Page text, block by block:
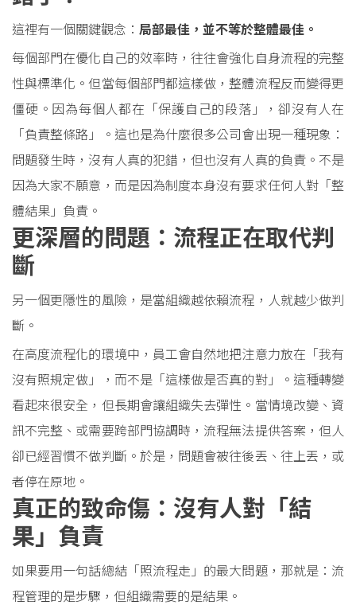
這裡有一個關鍵觀念： 局部最佳，並不等於整體最佳。
每個部門在優化自己的效率時，往往會強化自身流程的完整
性與標準化。但當每個部門都這樣做，整體流程反而變得更
僵硬。因為每個人都在「保護自己的段落」，卻沒有人在
「負責整條路」。這也是為什麼很多公司會出現一種現象：
問題發生時，沒有人真的犯錯，但也沒有人真的負責。不是
因為大家不願意，而是因為制度本身沒有要求任何人對「整
體結果」負責。
更深層的問題：流程正在取代判
斷
另一個更隱性的風險，是當組織越依賴流程，人就越少做判
斷。
在高度流程化的環境中，員工會自然地把注意力放在「我有
沒有照規定做」，而不是「這樣做是否真的對」。這種轉變
看起來很安全，但長期會讓組織失去彈性。當情境改變、資
訊不完整、或需要跨部門協調時，流程無法提供答案，但人
卻已經習慣不做判斷。於是，問題會被往後丟、往上丟，或
者停在原地。
真正的致命傷：沒有人對「結
果」負責
如果要用一句話總結「照流程走」的最大問題，那就是：流
程管理的是步驟，但組織需要的是結果。